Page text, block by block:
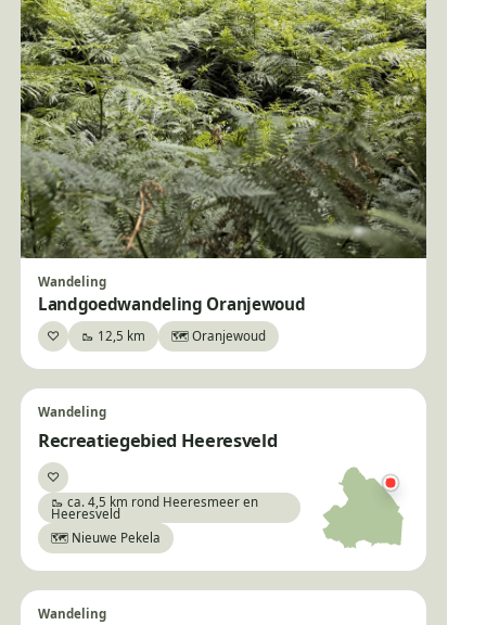
Wandeling
Landgoedwandeling Oranjewoud
♡Bewaar🥾 12,5 km 🗺️ Oranjewoud
Wandeling
Recreatiegebied Heeresveld
♡Bewaar
🥾 ca. 4,5 km rond Heeresmeer en
Heeresveld
🗺️ Nieuwe Pekela
Wandeling